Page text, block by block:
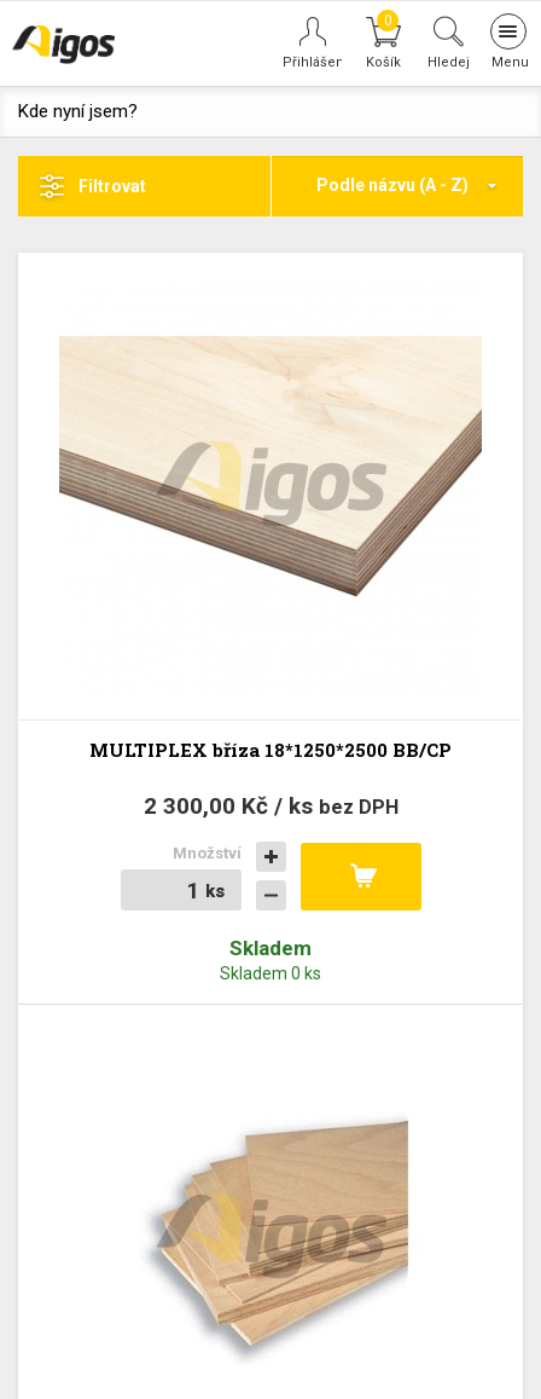
0
Hledej
Kde nyní jsem?
Filtrovat Podle názvu (A - Z)
MULTIPLEX bříza 18*1250*2500 BB/CP
2 300,00 Kč / ks bez DPH
ks
ks
Množství
Skladem
Skladem 0 ks